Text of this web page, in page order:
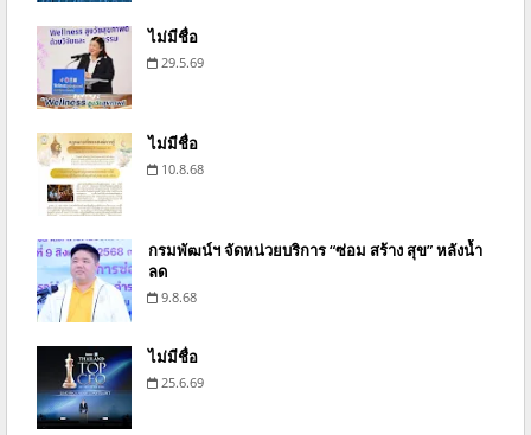
ไม่มีชื่อ
29.5.69
ไม่มีชื่อ
10.8.68
กรมพัฒน์ฯ จัดหน่วยบริการ “ซ่อม สร้าง สุข” หลังน้ำ
ลด
9.8.68
ไม่มีชื่อ
25.6.69